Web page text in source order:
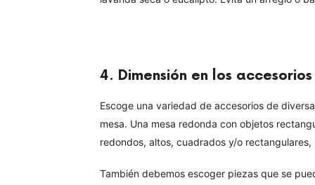
4. Dimensión en los accesorios
Escoge una variedad de accesorios de
mesa. Una mesa redonda con objetos
redondos, altos, cuadrados y/o
También debemos escoger piezas que se